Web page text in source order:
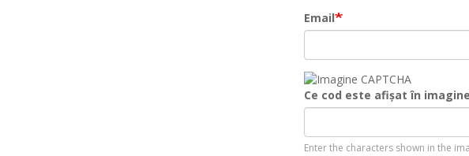
Email
Ce cod este afișat în
Enter the characters shown in the